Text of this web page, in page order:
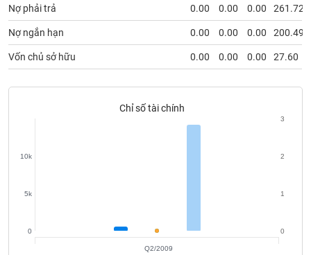
Nợ phải trả 0.00 0.00 0.00 261.72
Nợ ngắn hạn 0.00 0.00 0.00 200.49
Vốn chủ sở hữu 0.00 0.00 0.00 27.60
Chỉ số tài chính
0
5k
10k
0
1
2
3
Q2/2009
BẤT
(-)
Tất cả Chứng
đạo